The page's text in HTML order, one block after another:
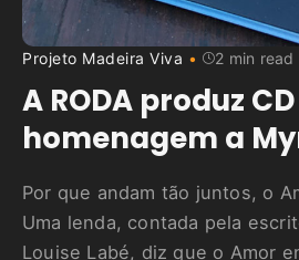
Projeto Madeira Viva 2 min read
A RODA produz
homenagem a
Por que andam tão juntos, o
Uma lenda, contada pela
Louise Labé, diz que o Amor